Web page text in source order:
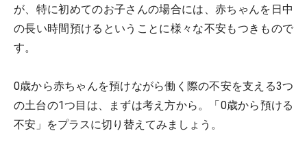
が、特に初めてのお子さんの場合には、赤ちゃんを日中
の長い時間預けるということに様々な不安もつきもので
す。
0歳から赤ちゃんを預けながら働く際の不安を支える3つ
の土台の1つ目は、まずは考え方から。「0歳から預ける
不安」をプラスに切り替えてみましょう。